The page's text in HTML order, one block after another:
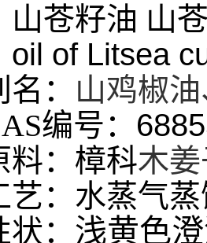
山苍籽油 山
oil of Litsea
： 山鸡椒
编号：
料：樟科木
艺：水蒸气
： 浅黄色